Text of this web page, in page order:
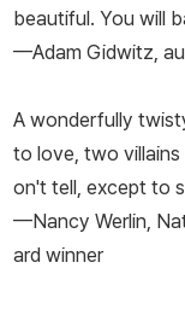
beautiful. You will
—Adam Gidwitz,
A wonderfully
to love, two
on't tell, except to
—Nancy Werlin,
ard winner